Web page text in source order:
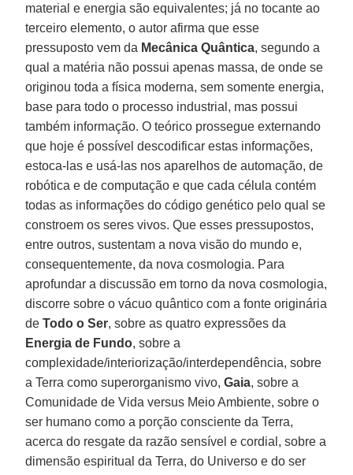
material e energia são equivalentes; já no tocante ao
terceiro elemento, o autor afirma que esse
pressuposto vem da Mecânica Quântica, segundo a
qual a matéria não possui apenas massa, de onde se
originou toda a física moderna, sem somente energia,
base para todo o processo industrial, mas possui
também informação. O teórico prossegue externando
que hoje é possível descodificar estas informações,
estoca-las e usá-las nos aparelhos de automação, de
robótica e de computação e que cada célula contém
todas as informações do código genético pelo qual se
constroem os seres vivos. Que esses pressupostos,
entre outros, sustentam a nova visão do mundo e,
consequentemente, da nova cosmologia. Para
aprofundar a discussão em torno da nova cosmologia,
discorre sobre o vácuo quântico com a fonte originária
deTodo o Ser, sobre as quatro expressões da
Energia de Fundo, sobre a
complexidade/interiorização/interdependência, sobre
a Terra como superorganismo vivo,Gaia, sobre a
Comunidade de Vida versus Meio Ambiente, sobre o
ser humano como a porção consciente da Terra,
acerca do resgate da razão sensível e cordial, sobre a
dimensão espiritual da Terra, do Universo e do ser